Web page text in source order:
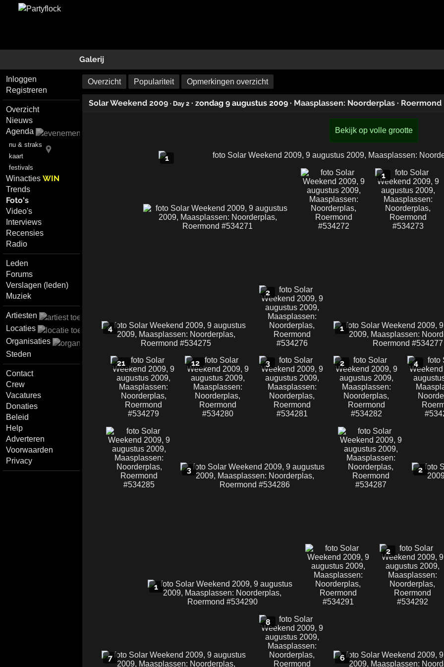
Galerij
Inloggen
Registreren
Overzicht
Nieuws
Agenda
nu & straks
kaart
festivals
WinactiesWIN
Trends
Foto's
Video's
Interviews
Recensies
Radio
Leden
Forums
Verslagen (leden)
Muziek
Artiesten
Locaties
Organisaties
Steden
Contact
Crew
Vacatures
Donaties
Beleid
Help
Adverteren
Voorwaarden
Privacy
Overzicht Populariteit Opmerkingen overzicht
Solar Weekend 2009 · Day 2 · zondag 9 augustus 2009 · Maasplassen: Noorderplas · Roermond
Bekijk op volle grootte
1
1
4
2
1
21 12 3 2 4
3 2
1
2
7
8
6